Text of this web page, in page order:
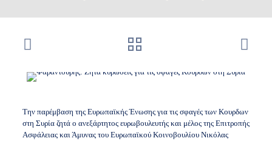
Την παρέμβαση της Ευρωπαϊκής Ένωσης για τις σφαγές των Κουρδων
στη Συρία ζητά ο ανεξάρτητος ευρωβουλευτής και μέλος της Επιτροπής
Ασφάλειας και Άμυνας του Ευρωπαϊκού Κοινοβουλίου Νικόλας